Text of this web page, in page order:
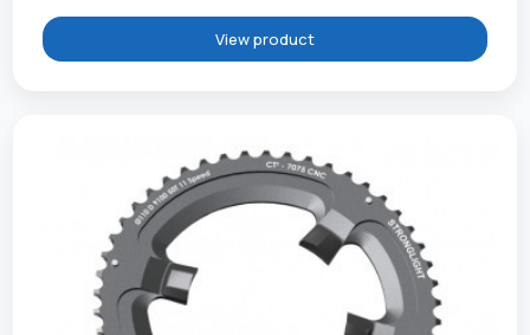
View product